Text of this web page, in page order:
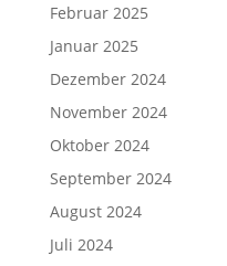
Februar 2025
Januar 2025
Dezember 2024
November 2024
Oktober 2024
September 2024
August 2024
Juli 2024